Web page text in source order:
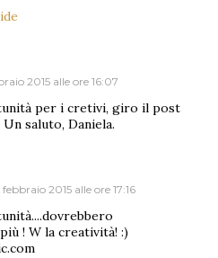
2015 alle ore 16:07
per i cretivi, giro il post
Un saluto, Daniela.
2015 alle ore 17:16
! W la creatività! :)